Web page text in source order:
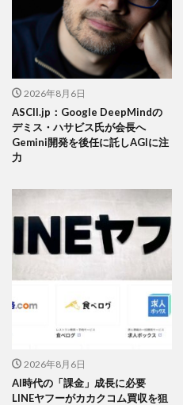
2026年8月6日
ASCII.jp：Google DeepMindの
デミス・ハサビス氏が会長へ
Gemini開発を後任に託しAGIに注
力
2026年8月6日
AI時代の「課金」成長に必要
LINEヤフーがカカクコム買収を狙